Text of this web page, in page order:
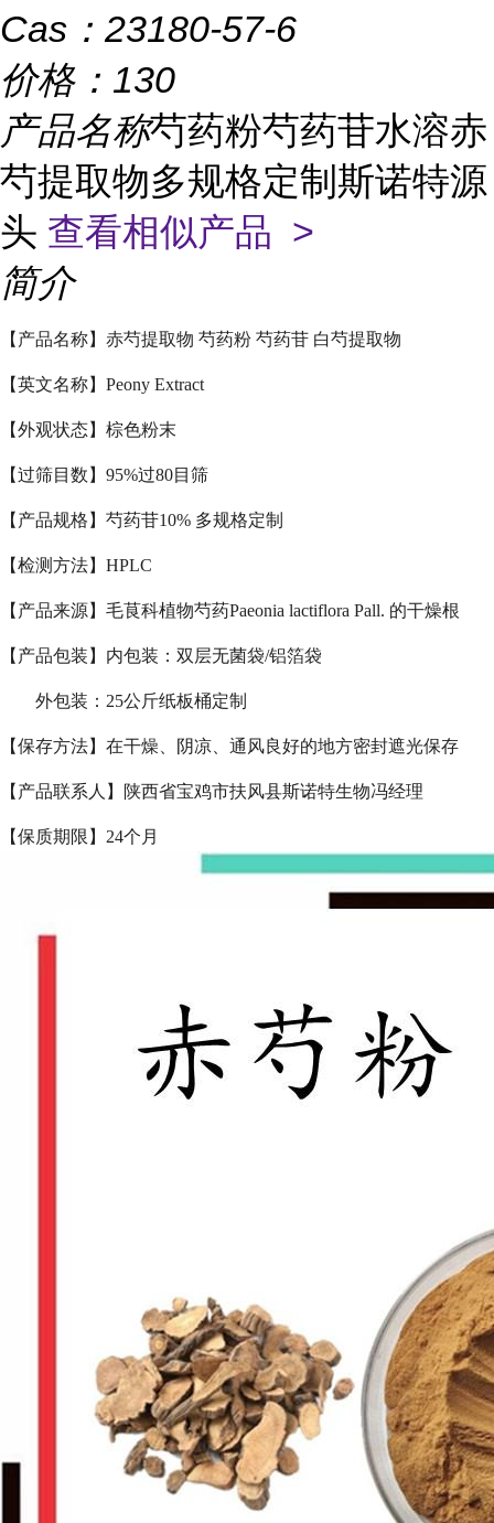
Cas： 23180-57-6
价格： 130
产品名称芍药粉芍药苷水溶赤
芍提取物多规格定制斯诺特源
头 查看相似产品 >
简介
【产品名称】赤芍提取物 芍药粉 芍药苷 白芍提取物
【英文名称】Peony Extract
【外观状态】棕色粉末
【过筛目数】95%过80目筛
【产品规格】芍药苷10% 多规格定制
【检测方法】HPLC
【产品来源】毛茛科植物芍药Paeonia lactiflora Pall. 的干燥根
【产品包装】内包装：双层无菌袋/铝箔袋
外包装：25公斤纸板桶定制
【保存方法】在干燥、阴凉、通风良好的地方密封遮光保存
【产品联系人】陕西省宝鸡市扶风县斯诺特生物冯经理
【保质期限】24个月